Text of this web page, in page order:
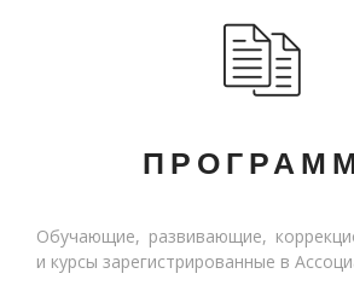
Обучающие, развивающие,
и курсы зарегистрированные в